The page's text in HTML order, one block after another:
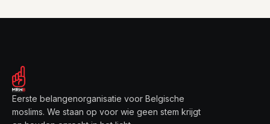
Eerste belangenorganisatie voor Belgische
moslims. We staan op voor wie geen stem krijgt